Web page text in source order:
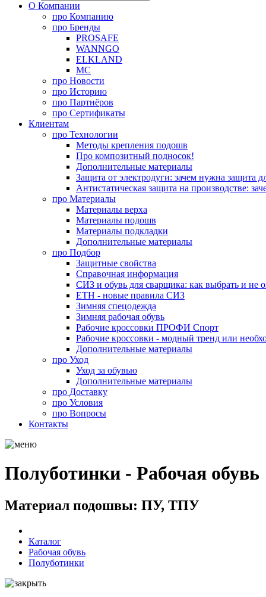
О Компании
про Компанию
про Бренды
PROSAFE
WANNGO
ELKLAND
MC
про Новости
про Историю
про Партнёров
про Сертификаты
Клиентам
про Технологии
Методы крепления подошв
Про композитный подносок!
Дополнительные материалы
Защита от электродуги: зачем нужна защита
Антистатическая защита на производстве:
про Материалы
Материалы верха
Материалы подошв
Материалы подкладки
Дополнительные материалы
про Подбор
Защитные свойства
Справочная информация
СИЗ и обувь для сварщика: как выбрать и не
ЕТН - новые правила СИЗ
Зимняя спецодежда
Зимняя рабочая обувь
Рабочие кроссовки ПРОФИ Спорт
Рабочие кроссовки - модный тренд или
Дополнительные материалы
про Уход
Уход за обувью
Дополнительные материалы
про Доставку
про Условия
про Вопросы
Контакты
Полуботинки - Рабочая обувь
Материал подошвы: ПУ, ТПУ
Каталог
Рабочая обувь
Полуботинки